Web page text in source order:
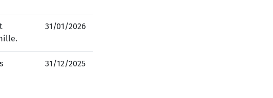
31/01/2026
31/12/2025